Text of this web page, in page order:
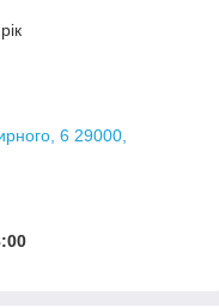
6 29000,